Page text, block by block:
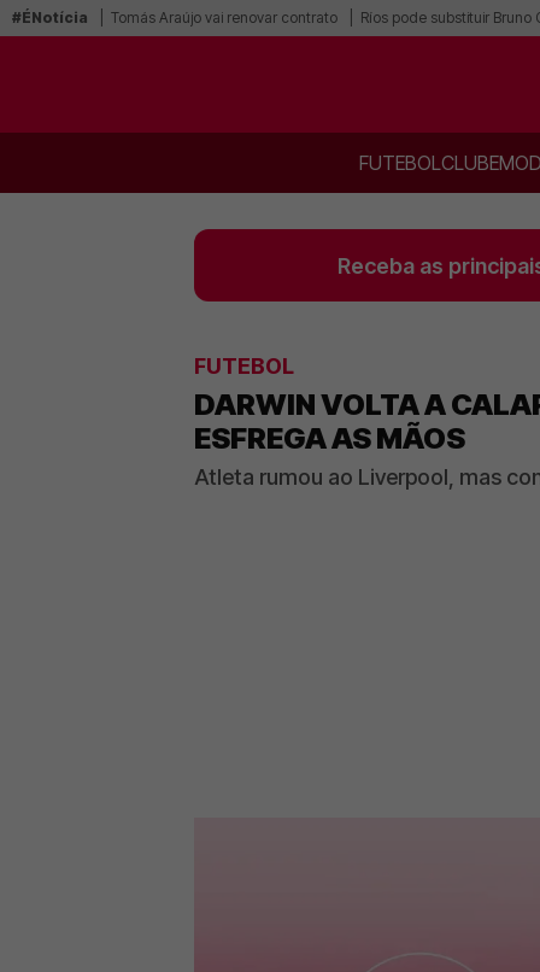
#ÉNotícia Tomás Araújo vai renovar contrato Ríos pode substituir Bruno
FUTEBOLCLUBE
Receba as
FUTEBOL
DARWIN VOLTA A
ESFREGA AS MÃOS
Atleta rumou ao Liverpool, mas